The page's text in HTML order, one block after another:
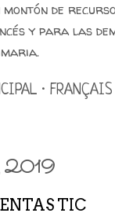
de
y para las
FRANÇAIS
2019
TIC